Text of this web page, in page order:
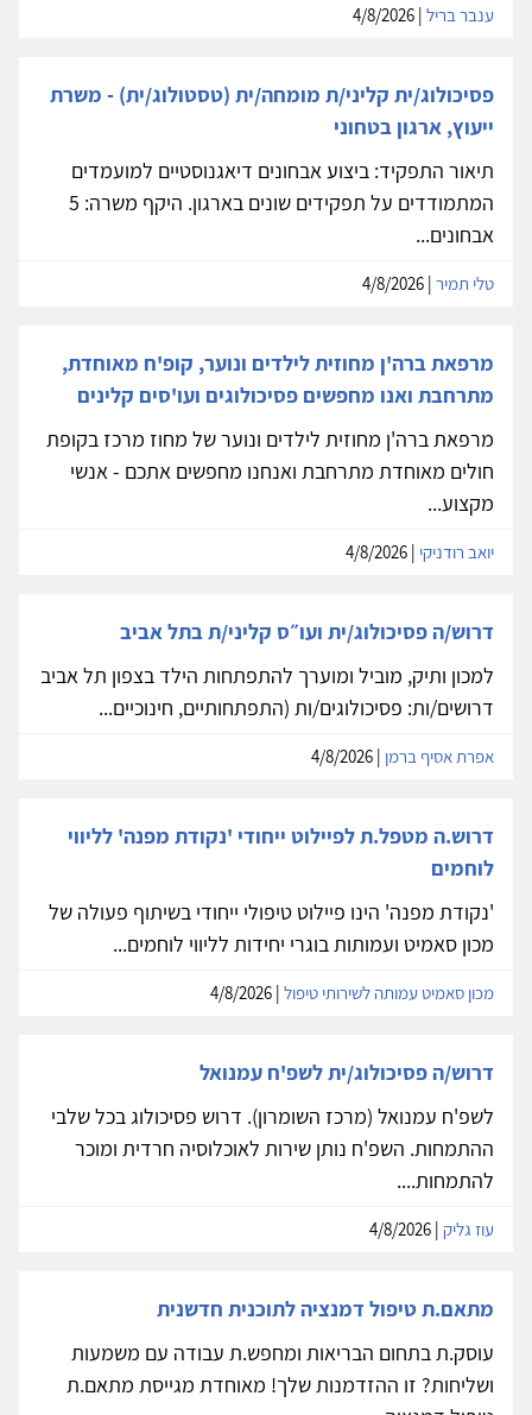
ענבר בריל
פסיכולוג/ית קליני/ת מומחה/ית (טסטולוג/ית) - משרת
ייעוץ, ארגון בטחוני
תיאור התפקיד: ביצוע אבחונים דיאגנוסטיים למועמדים
המתמודדים על תפקידים שונים בארגון. היקף משרה: 5
אבחונים...
טלי תמיר
מרפאת ברה'ן מחוזית לילדים ונוער, קופ'ח מאוחדת,
מתרחבת ואנו מחפשים פסיכולוגים ועו'סים קלינים
מרפאת ברה'ן מחוזית לילדים ונוער של מחוז מרכז בקופת
חולים מאוחדת מתרחבת ואנחנו מחפשים אתכם - אנשי
מקצוע...
יואב רודניקי
דרוש/ה פסיכולוג/ית ועו״ס קליני/ת בתל אביב
למכון ותיק, מוביל ומוערך להתפתחות הילד בצפון תל אביב
דרושים/ות: פסיכולוגים/ות (התפתחותיים, חינוכיים...
אפרת אסיף ברמן
דרוש.ה מטפל.ת לפיילוט ייחודי 'נקודת מפנה' לליווי
לוחמים
'נקודת מפנה' הינו פיילוט טיפולי ייחודי בשיתוף פעולה של
מכון סאמיט ועמותות בוגרי יחידות לליווי לוחמים...
מכון סאמיט עמותה לשירותי טיפול
דרוש/ה פסיכולוג/ית לשפ'ח עמנואל
לשפ'ח עמנואל (מרכז השומרון). דרוש פסיכולוג בכל שלבי
ההתמחות. השפ'ח נותן שירות לאוכלוסיה חרדית ומוכר
להתמחות....
עוז גליק
מתאם.ת טיפול דמנציה לתוכנית חדשנית
עוסק.ת בתחום הבריאות ומחפש.ת עבודה עם משמעות
ושליחות? זו ההזדמנות שלך! מאוחדת מגייסת מתאם.ת